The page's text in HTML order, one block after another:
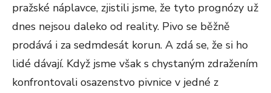
pražské náplavce, zjistili jsme, že tyto prognózy už
dnes nejsou daleko od reality. Pivo se běžně
prodává i za sedmdesát korun. A zdá se, že si ho
lidé dávají. Když jsme však s chystaným zdražením
konfrontovali osazenstvo pivnice v jedné z